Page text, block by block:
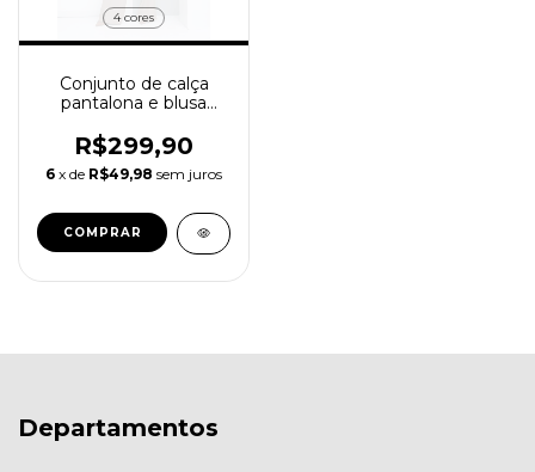
4 cores
Conjunto de calça
pantalona e blusa
R$299,90
6 x de R$49,98 sem juros
COMPRAR
Departamentos